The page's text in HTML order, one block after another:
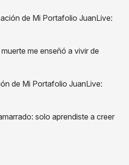
de Mi Portafolio JuanLive:
me enseñó a vivir de
de Mi Portafolio JuanLive:
solo aprendiste a creer